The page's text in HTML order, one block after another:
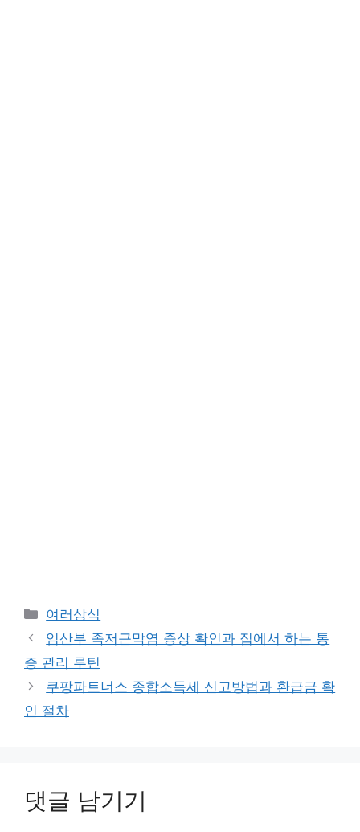
카
테
고
리
여러상식
임산부 족저근막염 증상 확인과 집에서 하는 통
증 관리 루틴
쿠팡파트너스 종합소득세 신고방법과 환급금 확
인 절차
댓글 남기기